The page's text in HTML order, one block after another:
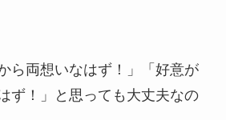
ら両想いなはず！」「好意が
ず！」と思っても大丈夫なの